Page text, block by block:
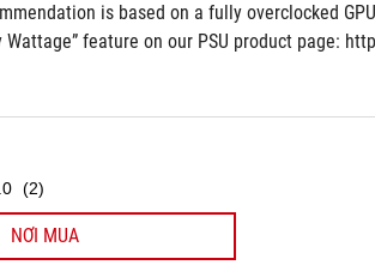
is based on a fully overclocked
Wattage” feature on our PSU product page:
(2)
NƠI MUA